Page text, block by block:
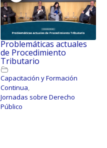
Problemáticas actuales
de Procedimiento
Tributario
Capacitación y Formación
Continua,
Jornadas sobre Derecho
Público